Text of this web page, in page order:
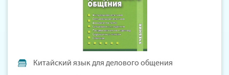
Китайский язык для делового общения